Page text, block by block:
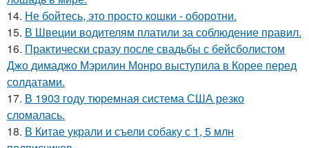
14. Не бойтесь, это просто кошки - оборотни.
15. В Швеции водителям платили за соблюдение правил.
16. Практически сразу после свадьбы с бейсболистом
Джо димаджо Мэрилин Монро выступила в Корее перед
солдатами.
17. В 1903 году тюремная система США резко
сломалась.
18. В Китае украли и съели собаку с 1, 5 млн